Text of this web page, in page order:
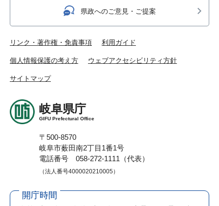
県政へのご意見・ご提案
リンク・著作権・免責事項 利用ガイド
個人情報保護の考え方 ウェブアクセシビリティ方針
サイトマップ
岐阜県庁
GIFU Prefectural Office
〒500-8570
岐阜市薮田南2丁目1番1号
電話番号 058-272-1111（代表）
（法人番号4000020210005）
開庁時間